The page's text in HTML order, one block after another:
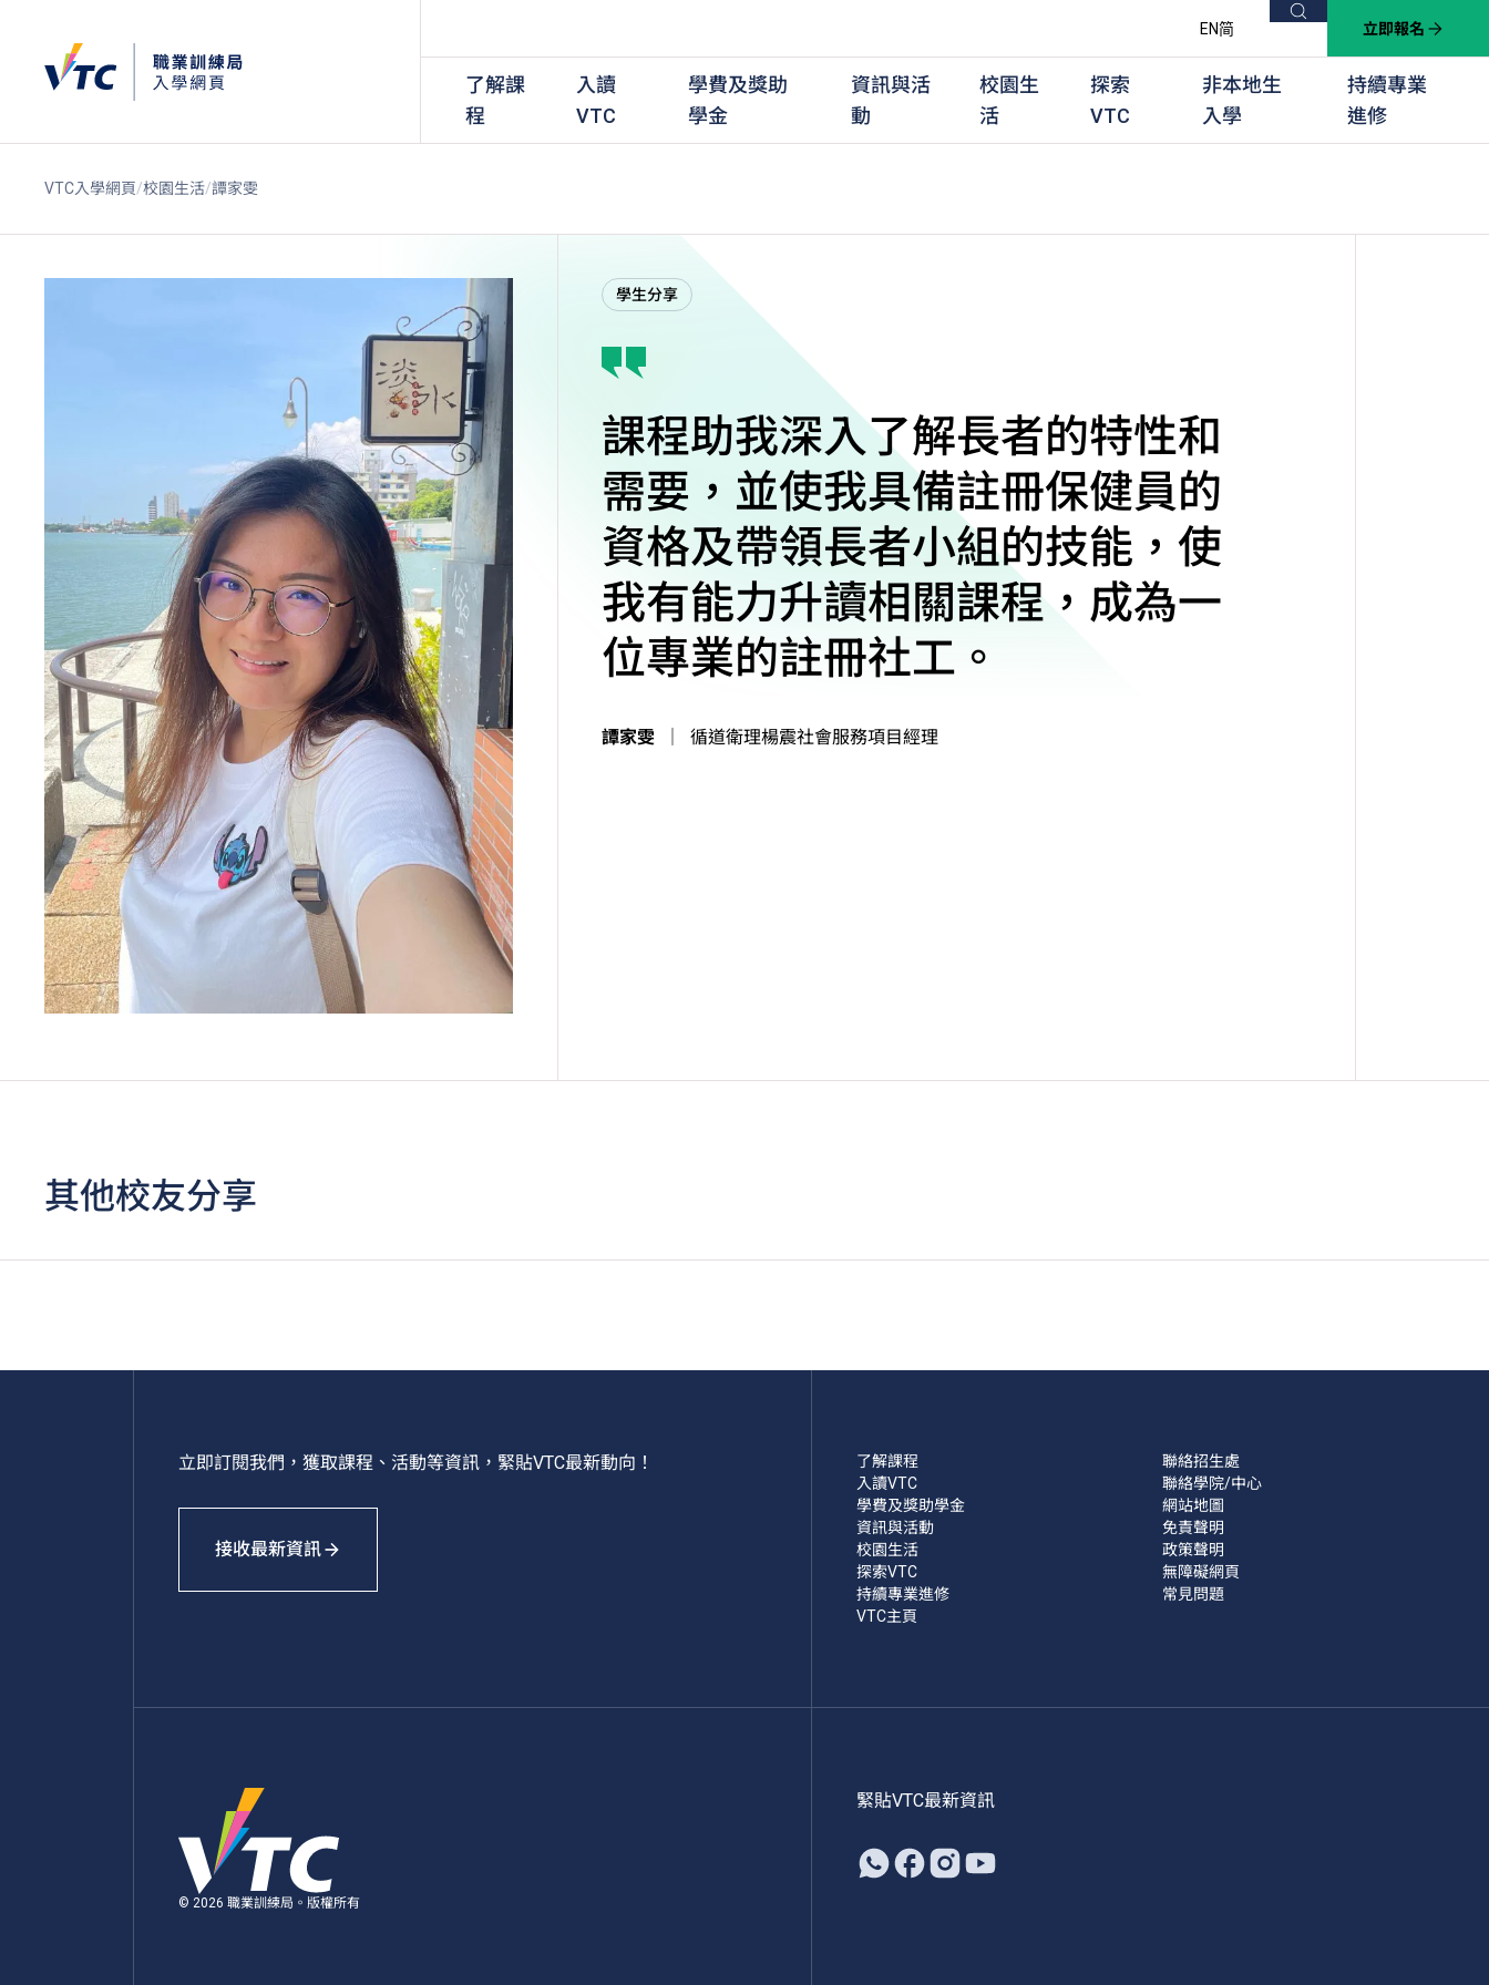
EN简 搜尋 立即報名
了解課
程
職前培訓課程
全日制中六或以上
全日制中三或以上
日間兼讀制
入讀
VTC
職前培訓
全日制中六或以上
全日制中三或以上
日間兼讀制
學費及獎助
學金
學費及資助
全日制中六或以上
全日制中三或以上
資訊與活
動
入學資訊
最新動態
校園生
活
探索
VTC
非本地生
入學
持續專業
進修
VTC入學網頁 校園生活 譚家雯
學生分享
課程助我深入了解長者的特性和
需要，並使我具備註冊保健員的
資格及帶領長者小組的技能，使
我有能力升讀相關課程，成為一
位專業的註冊社工。
譚家雯 循道衛理楊震社會服務項目經理
其他校友分享
立即訂閱我們，獲取課程、活動等資訊，緊貼VTC最新動向！
接收最新資訊
了解課程
入讀VTC
學費及獎助學金
資訊與活動
校園生活
探索VTC
持續專業進修
VTC主頁
聯絡招生處
聯絡學院/中心
網站地圖
免責聲明
政策聲明
無障礙網頁
常見問題
© 2026 職業訓練局。版權所有
緊貼VTC最新資訊